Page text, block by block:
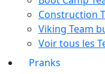
Construction
Viking Team
Voir tous les
Pranks